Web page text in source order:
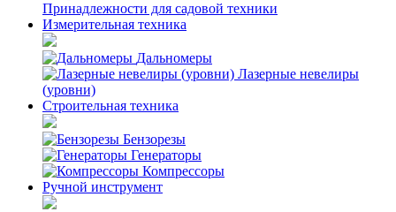
Принадлежности для садовой техники
Измерительная техника
Дальномеры
Лазерные невелиры
(уровни)
Строительная техника
Бензорезы
Генераторы
Компрессоры
Ручной инструмент